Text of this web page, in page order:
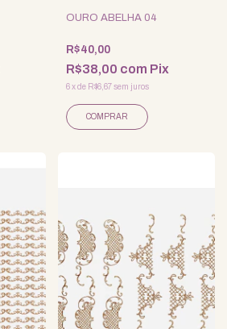
OURO ABELHA 04
R$40,00
R$38,00 com Pix
6xde R$6,67sem juros